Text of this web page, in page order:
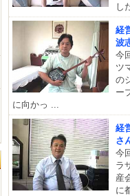
し
経
波
今
ツ
の
ー
に向かっ ...
経
さ
今
ラ
産
に